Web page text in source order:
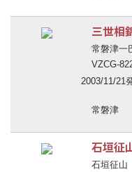
三世相
常磐津一
VZCG-
2003/11/21
常磐津
石垣征
石垣征山